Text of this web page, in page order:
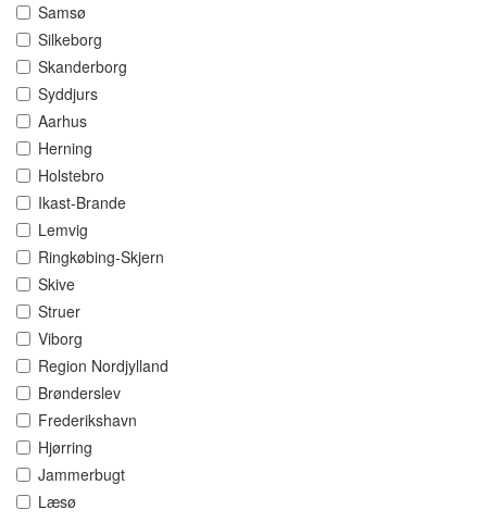
Samsø
Silkeborg
Skanderborg
Syddjurs
Aarhus
Herning
Holstebro
Ikast-Brande
Lemvig
Ringkøbing-Skjern
Skive
Struer
Viborg
Region Nordjylland
Brønderslev
Frederikshavn
Hjørring
Jammerbugt
Læsø